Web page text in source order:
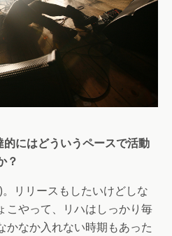
にはどういうペースで活動
？
リリースもしたいけどしな
こやって、リハはしっかり毎
かなか入れない時期もあった